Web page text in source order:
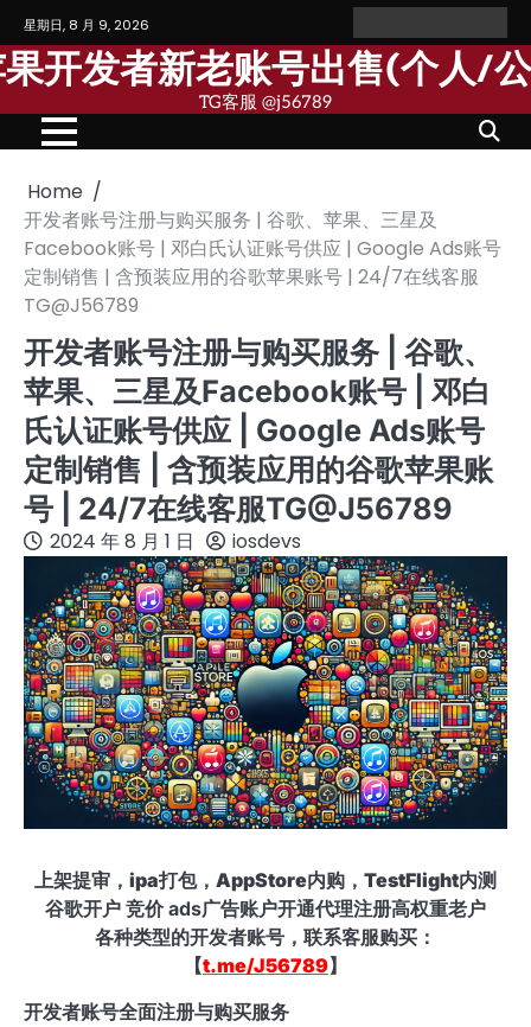
Skip
to
content
星期日, 8 月 9, 2026
AccountAccount
果
个
人
果
公
司
发
者
开发者新老账号出售(个人/
TG客服 @j56789
Home
开发者账号注册与购买服务 | 谷歌、苹果、三星及
Facebook账号 | 邓白氏认证账号供应 | Google Ads账号
定制销售 | 含预装应用的谷歌苹果账号 | 24/7在线客服
TG@J56789
开发者账号注册与购买服务 | 谷歌、
苹果、三星及Facebook账号 | 邓白
氏认证账号供应 | Google Ads账号
定制销售 | 含预装应用的谷歌苹果账
号 | 24/7在线客服TG@J56789
2024 年 8 月 1 日 iosdevs
上架提审，ipa打包，AppStore内购，TestFlight内测
谷歌开户 竞价 ads广告账户开通代理注册高权重老户
各种类型的开发者账号，联系客服购买：
【t.me/J56789】
开发者账号全面注册与购买服务